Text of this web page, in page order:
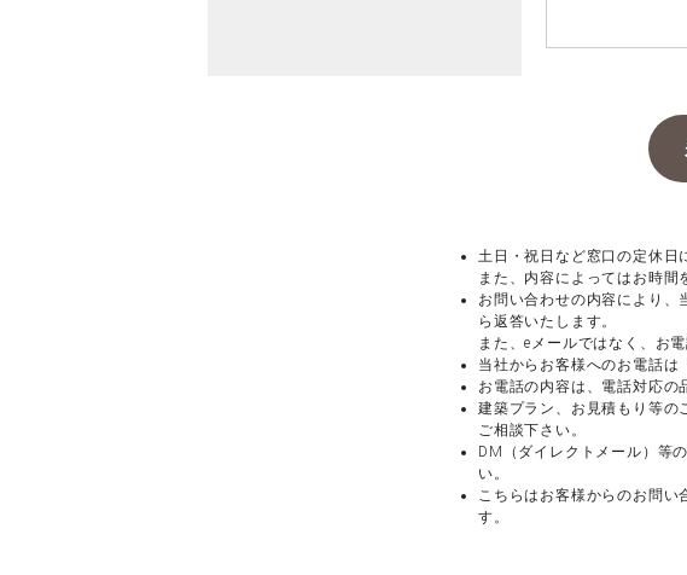
土日・祝日など窓口の定休日
また、内容によってはお時間
お問い合わせの内容により、
ら返答いたします。
また、eメールではなく、お
当社からお客様へのお電話は
お電話の内容は、電話対応の
建築プラン、お見積もり等の
ご相談下さい。
DM（ダイレクトメール）等
い。
こちらはお客様からのお問い
す。